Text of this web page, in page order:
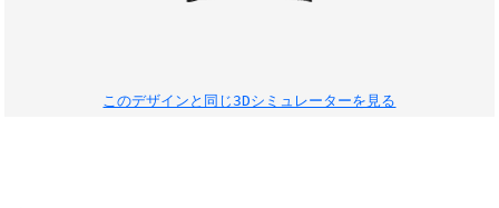
このデザインと同じ3Dシミュレーターを見る